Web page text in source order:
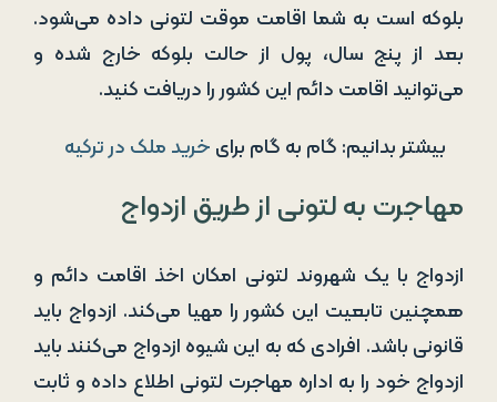
بلوکه است به شما اقامت موقت لتونی داده می‌شود.
بعد از پنج سال، پول از حالت بلوکه خارج شده و
می‌توانید اقامت دائم این کشور را دریافت کنید.
بیشتر بدانیم: گام به گام برای خرید ملک در ترکیه
مهاجرت به لتونی از طریق ازدواج
ازدواج با یک شهروند لتونی امکان اخذ اقامت دائم و
همچنین تابعیت این کشور را مهیا می‌کند. ازدواج باید
قانونی باشد. افرادی که به این شیوه ازدواج می‌کنند باید
ازدواج خود را به اداره مهاجرت لتونی اطلاع داده و ثابت